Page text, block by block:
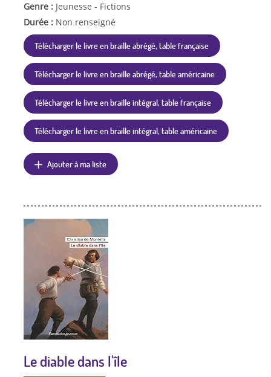
Genre : Jeunesse - Fictions
Durée : Non renseigné
Télécharger le livre en braille abrégé, table française
Télécharger le livre en braille abrégé, table américaine
Télécharger le livre en braille intégral, table française
Télécharger le livre en braille intégral, table américaine
Ajouter à ma liste
Le diable dans l'île